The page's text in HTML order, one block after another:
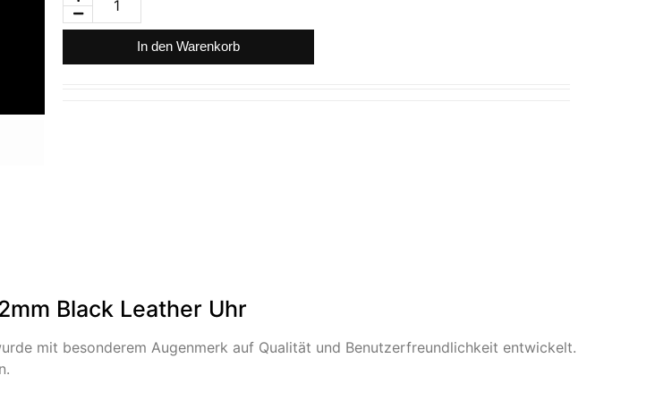
In den Warenkorb
Black Leather Uhr
mit besonderem Augenmerk auf Qualität und Benutzerfreundlichkeit entwickelt.